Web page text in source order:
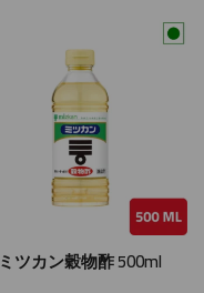
ミツカン穀物酢 500ml